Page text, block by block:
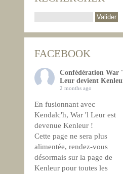
FACEBOOK
Confédération War
Leur devient
2 months ago
En fusionnant avec
Kendalc'h, War 'l Leur est
devenue Kenleur !
Cette page ne sera plus
alimentée, rendez-vous
désormais sur la page de
Kenleur pour toutes les